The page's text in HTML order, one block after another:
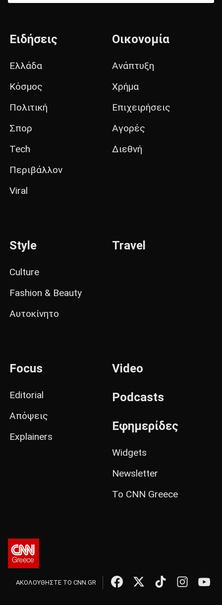
Ειδήσεις
Ελλάδα
Κόσμος
Πολιτική
Σπορ
Tech
Περιβάλλον
Viral
Οικονομία
Ανάπτυξη
Χρήμα
Επιχειρήσεις
Αγορές
Διεθνή
Style
Culture
Fashion & Beauty
Αυτοκίνητο
Travel
Focus
Editorial
Απόψεις
Explainers
Video
Podcasts
Εφημερίδες
Widgets
Newsletter
Το CNN Greece
ΑΚΟΛΟΥΘΗΣΤΕ ΤΟ CNN.GR